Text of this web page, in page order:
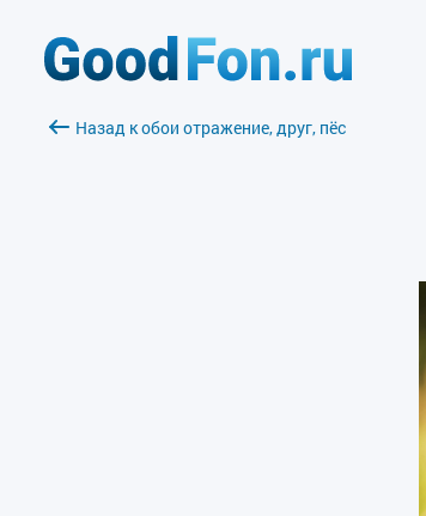
Назад к обои отражение, друг, пёс